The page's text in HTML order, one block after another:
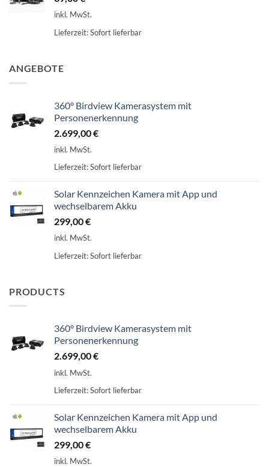
inkl. MwSt.
Lieferzeit:Sofort lieferbar
ANGEBOTE
360° Birdview Kamerasystem mit
Personenerkennung
2.699,00€
inkl. MwSt.
Lieferzeit:Sofort lieferbar
Solar Kennzeichen Kamera mit App und
wechselbarem Akku
299,00€
inkl. MwSt.
Lieferzeit:Sofort lieferbar
PRODUCTS
360° Birdview Kamerasystem mit
Personenerkennung
2.699,00€
inkl. MwSt.
Lieferzeit:Sofort lieferbar
Solar Kennzeichen Kamera mit App und
wechselbarem Akku
299,00€
inkl. MwSt.